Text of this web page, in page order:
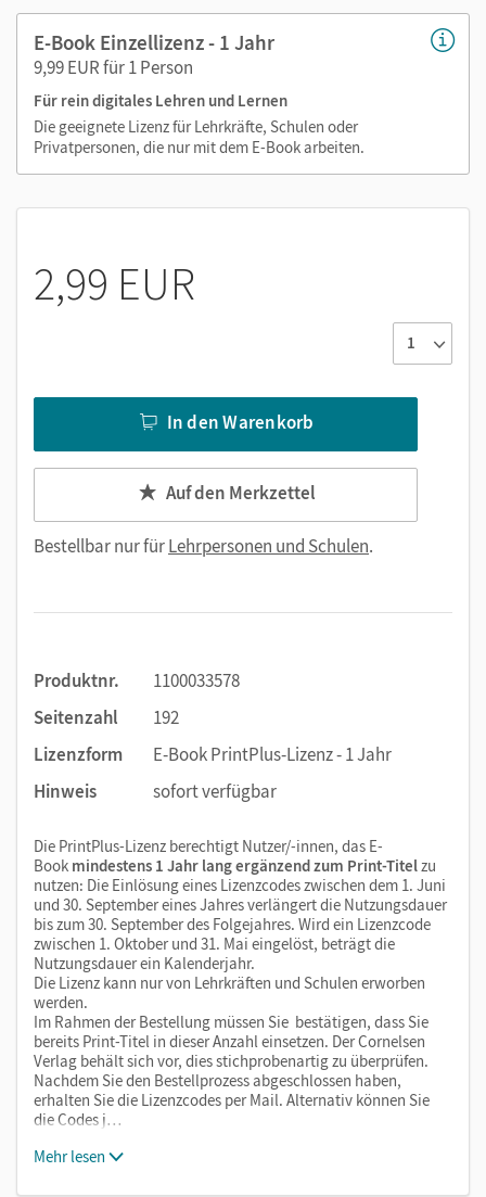
Medien in diesem E-Book:
Audios
Videos
Ideen und differenzierende Hilfen
Erklärfilme zu Wortschatz und Grammatik
E-Book Einzellizenz - 1 Jahr
9,99 EUR für 1 Person
Für rein digitales Lehren und Lernen
Die geeignete Lizenz für Lehrkräfte, Schulen oder
Privatpersonen, die nur mit dem E-Book arbeiten.
2,99 EUR
In den Warenkorb
Auf den Merkzettel
Bestellbar nur fürLehrpersonen und Schulen.
Produktnr.
1100033578
Seitenzahl
192
Lizenzform
E-Book PrintPlus-Lizenz - 1 Jahr
Hinweis
sofort verfügbar
Die PrintPlus-Lizenz berechtigt Nutzer/-innen, das E-
Book mindestens 1 Jahr lang ergänzend zum Print-Titelzu
nutzen: Die Einlösung eines Lizenzcodes zwischen dem 1. Juni
und 30. September eines Jahres verlängert die Nutzungsdauer
bis zum 30. September des Folgejahres. Wird ein Lizenzcode
zwischen 1. Oktober und 31. Mai eingelöst, beträgt die
Nutzungsdauer ein Kalenderjahr.
Die Lizenz kann nur von Lehrkräften und Schulen erworben
werden.
Im Rahmen der Bestellung müssen Sie bestätigen, dass Sie
bereits Print-Titel in dieser Anzahl einsetzen. Der Cornelsen
Verlag behält sich vor, dies stichprobenartig zu überprüfen.
Nachdem Sie den Bestellprozess abgeschlossen haben,
erhalten Sie die Lizenzcodes per Mail. Alternativ können Sie
die Codes j…
Mehr lesen